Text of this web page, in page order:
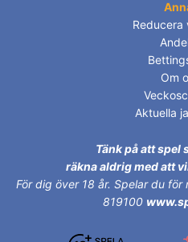
Reducera
Om
Aktuella
Tänk på att spel
räkna aldrig med att
För dig över 18 år. Spelar du för
819100